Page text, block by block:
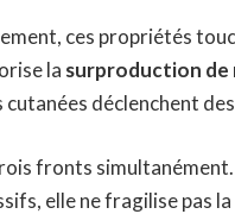
ces propriétés
la surproduction de
déclenchent
fronts
elle ne fragilise pas